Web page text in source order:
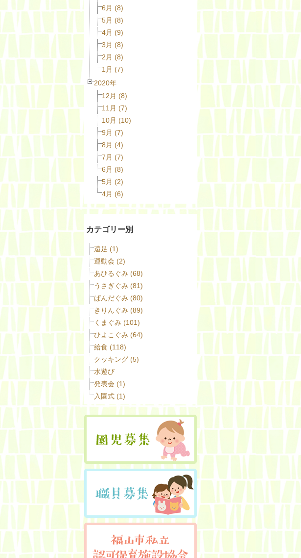
6月 (8)
5月 (8)
4月 (9)
3月 (8)
2月 (8)
1月 (7)
2020年
12月 (8)
11月 (7)
10月 (10)
9月 (7)
8月 (4)
7月 (7)
6月 (8)
5月 (2)
4月 (6)
カテゴリー別
遠足 (1)
運動会 (2)
あひるぐみ (68)
うさぎぐみ (81)
ぱんだぐみ (80)
きりんぐみ (89)
くまぐみ (101)
ひよこぐみ (64)
給食 (118)
クッキング (5)
水遊び
発表会 (1)
入園式 (1)